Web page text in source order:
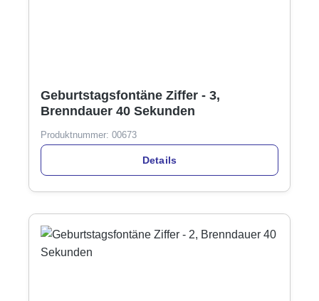
Geburtstagsfontäne Ziffer - 3,
Brenndauer 40 Sekunden
Produktnummer: 00673
Details